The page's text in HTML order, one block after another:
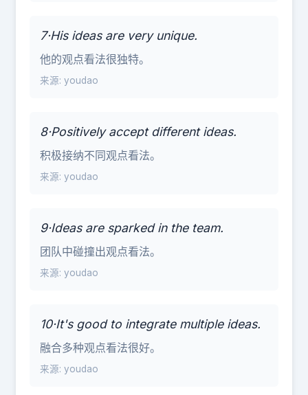
7·His ideas are very unique.
他的观点看法很独特。
来源: youdao
8·Positively accept different ideas.
积极接纳不同观点看法。
来源: youdao
9·Ideas are sparked in the team.
团队中碰撞出观点看法。
来源: youdao
10·It's good to integrate multiple ideas.
融合多种观点看法很好。
来源: youdao